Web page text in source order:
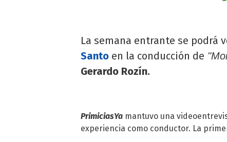
La semana entrante se podrá
Santo en la conducción de
Gerardo Rozín.
PrimiciasYa mantuvo una
experiencia como conductor. La